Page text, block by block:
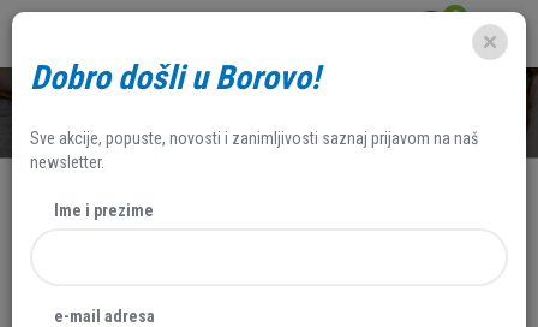
0
Dobro došli u Borovo!
Sve akcije, popuste, novosti i zanimljivosti saznaj prijavom na naš
newsletter.
Ime i prezime
e-mail adresa